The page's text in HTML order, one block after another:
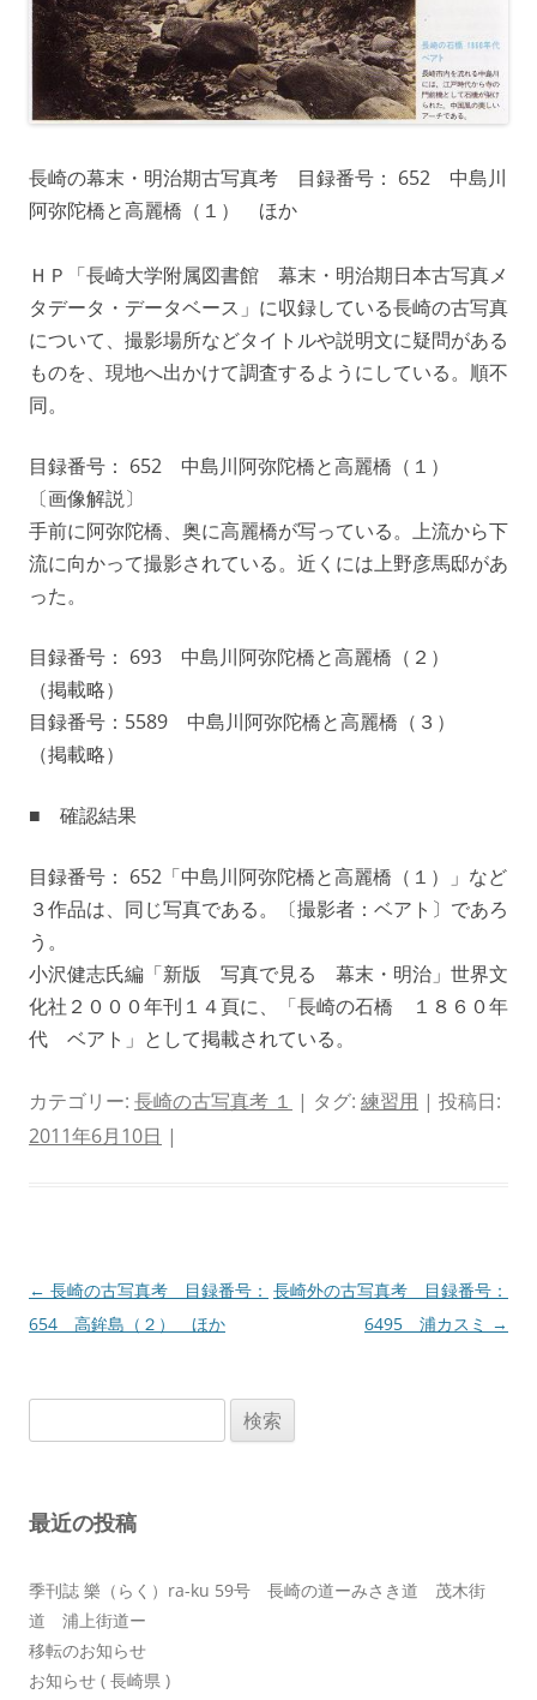
長崎の幕末・明治期古写真考 目録番号： 652 中島川
阿弥陀橋と高麗橋（１） ほか
ＨＰ「長崎大学附属図書館 幕末・明治期日本古写真メ
タデータ・データベース」に収録している長崎の古写真
について、撮影場所などタイトルや説明文に疑問がある
ものを、現地へ出かけて調査するようにしている。順不
同。
目録番号： 652 中島川阿弥陀橋と高麗橋（１）
〔画像解説〕
手前に阿弥陀橋、奥に高麗橋が写っている。上流から下
流に向かって撮影されている。近くには上野彦馬邸があ
った。
目録番号： 693 中島川阿弥陀橋と高麗橋（２）
（掲載略）
目録番号：5589 中島川阿弥陀橋と高麗橋（３）
（掲載略）
■ 確認結果
目録番号： 652「中島川阿弥陀橋と高麗橋（１）」など
３作品は、同じ写真である。〔撮影者：ベアト〕であろ
う。
小沢健志氏編「新版 写真で見る 幕末・明治」世界文
化社２０００年刊１４頁に、「長崎の石橋 １８６０年
代 ベアト」として掲載されている。
カテゴリー: 長崎の古写真考 １ | タグ: 練習用 | 投稿日:
2011年6月10日 |
投
稿
ョ
← 長崎の古写真考 目録番号：
654 高鉾島（２） ほか
長崎外の古写真考 目録番号：
6495 浦カスミ →
索:
最近の投稿
季刊誌 樂（らく）ra-ku 59号 長崎の道ーみさき道 茂木街
道 浦上街道ー
移転のお知らせ
お知らせ ( 長崎県 )